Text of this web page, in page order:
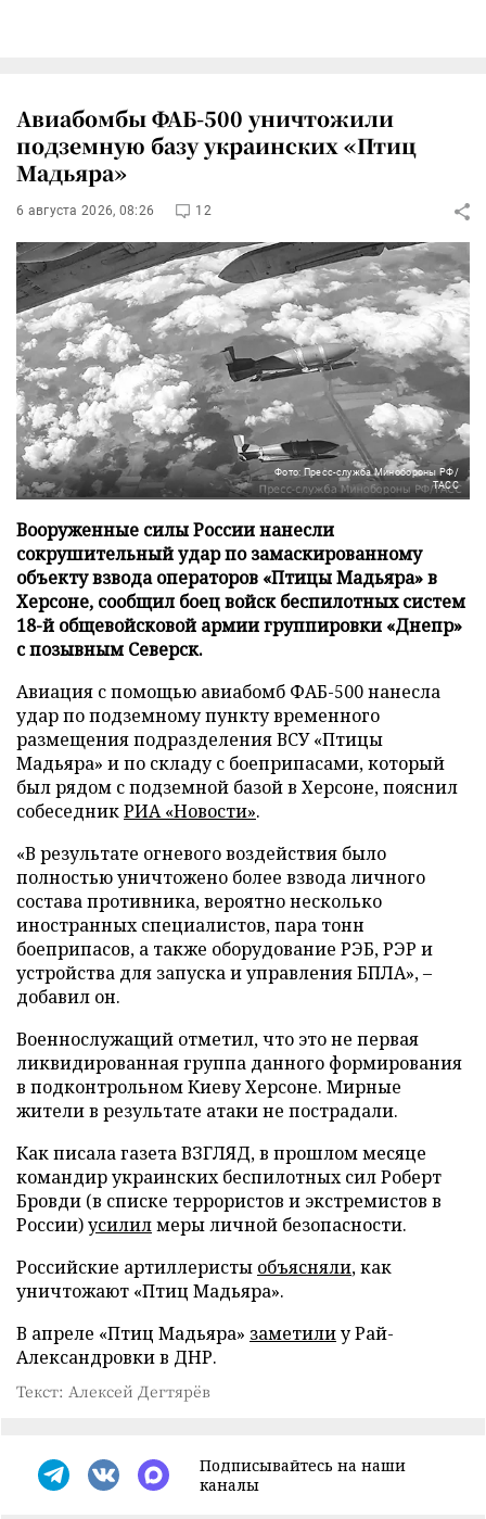
Авиабомбы ФАБ-500 уничтожили
подземную базу украинских «Птиц
Мадьяра»
6 августа 2026, 08:26 12
Фото: Пресс-служба Минобороны РФ/
ТАСС
Вооруженные силы России нанесли
сокрушительный удар по замаскированному
объекту взвода операторов «Птицы Мадьяра» в
Херсоне, сообщил боец войск беспилотных систем
18-й общевойсковой армии группировки «Днепр»
с позывным Северск.
Авиация с помощью авиабомб ФАБ-500 нанесла
удар по подземному пункту временного
размещения подразделения ВСУ «Птицы
Мадьяра» и по складу с боеприпасами, который
был рядом с подземной базой в Херсоне, пояснил
собеседникРИА «Новости».
«В результате огневого воздействия было
полностью уничтожено более взвода личного
состава противника, вероятно несколько
иностранных специалистов, пара тонн
боеприпасов, а также оборудование РЭБ, РЭР и
устройства для запуска и управления БПЛА», –
добавил он.
Военнослужащий отметил, что это не первая
ликвидированная группа данного формирования
в подконтрольном Киеву Херсоне. Мирные
жители в результате атаки не пострадали.
Как писала газета ВЗГЛЯД, в прошлом месяце
командир украинских беспилотных сил Роберт
Бровди (в списке террористов и экстремистов в
России)усилилмеры личной безопасности.
Российские артиллеристы объясняли, как
уничтожают «Птиц Мадьяра».
В апреле «Птиц Мадьяра» заметилиу Рай-
Александровки в ДНР.
Текст: Алексей Дегтярёв
Подписывайтесь на наши
каналы